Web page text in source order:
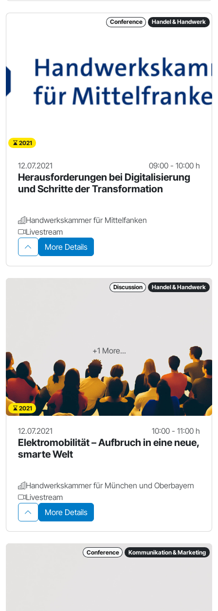
Conference Handel & Handwerk
2021
12.07.2021 09:00 - 10:00 h
Herausforderungen bei Digitalisierung
und Schritte der Transformation
Handwerkskammer für Mittelfanken
Livestream
More Details
+1 More...
Discussion Handel & Handwerk
2021
12.07.2021 10:00 - 11:00 h
Elektromobilität – Aufbruch in eine neue,
smarte Welt
Handwerkskammer für München und Oberbayern
Livestream
More Details
Conference Kommunikation & Marketing